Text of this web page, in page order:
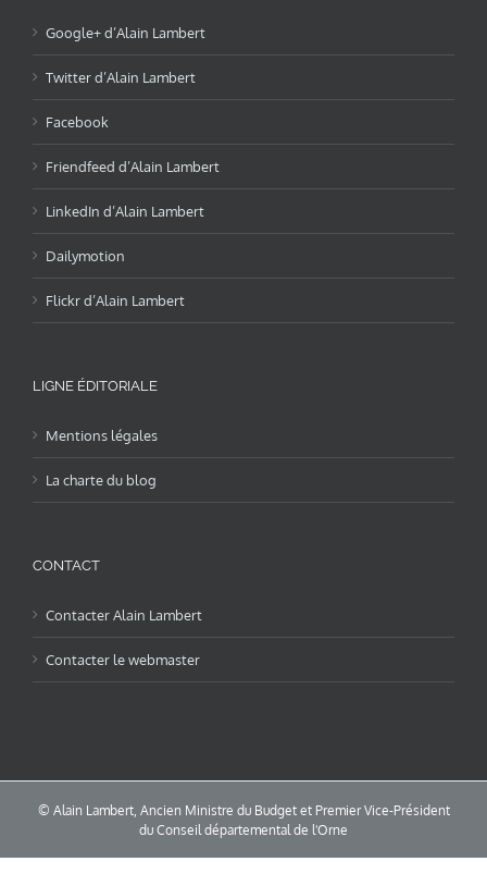
Google+ d’Alain Lambert
Twitter d’Alain Lambert
Facebook
Friendfeed d’Alain Lambert
LinkedIn d’Alain Lambert
Dailymotion
Flickr d’Alain Lambert
LIGNE ÉDITORIALE
Mentions légales
La charte du blog
CONTACT
Contacter Alain Lambert
Contacter le webmaster
© Alain Lambert, Ancien Ministre du Budget et Premier Vice-Président
du Conseil départemental de l'Orne